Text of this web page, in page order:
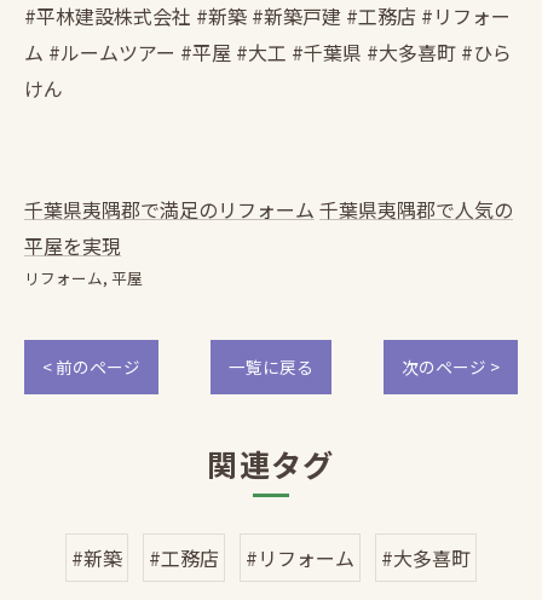
#平林建設株式会社 #新築 #新築戸建 #工務店 #リフォー
ム #ルームツアー #平屋 #大工 #千葉県 #大多喜町 #ひら
けん
千葉県夷隅郡で満足のリフォーム 千葉県夷隅郡で人気の
平屋を実現
リフォーム 平屋
< 前のページ 一覧に戻る 次のページ >
関連タグ
#新築 #工務店 #リフォーム #大多喜町